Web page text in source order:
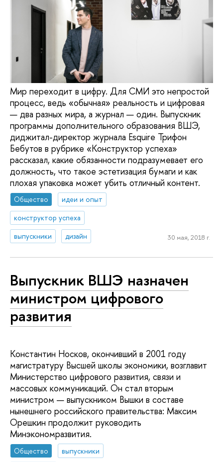
Мир переходит в цифру. Для СМИ это непростой
процесс, ведь «обычная» реальность и цифровая
— два разных мира, а журнал — один. Выпускник
программы дополнительного образования ВШЭ,
диджитал-директор журнала Esquire Трифон
Бебутов в рубрике «Конструктор успеха»
рассказал, какие обязанности подразумевает его
должность, что такое эстетизация бумаги и как
плохая упаковка может убить отличный контент.
Общество
идеи и опыт
конструктор успеха
выпускники
дизайн 30 мая, 2018 г.
Выпускник ВШЭ назначен
министром цифрового
развития
Константин Носков, окончивший в 2001 году
магистратуру Высшей школы экономики, возглавит
Министерство цифрового развития, связи и
массовых коммуникаций. Он стал вторым
министром — выпускником Вышки в составе
нынешнего российского правительства: Максим
Орешкин продолжит руководить
Минэкономразвития.
Общество
выпускники